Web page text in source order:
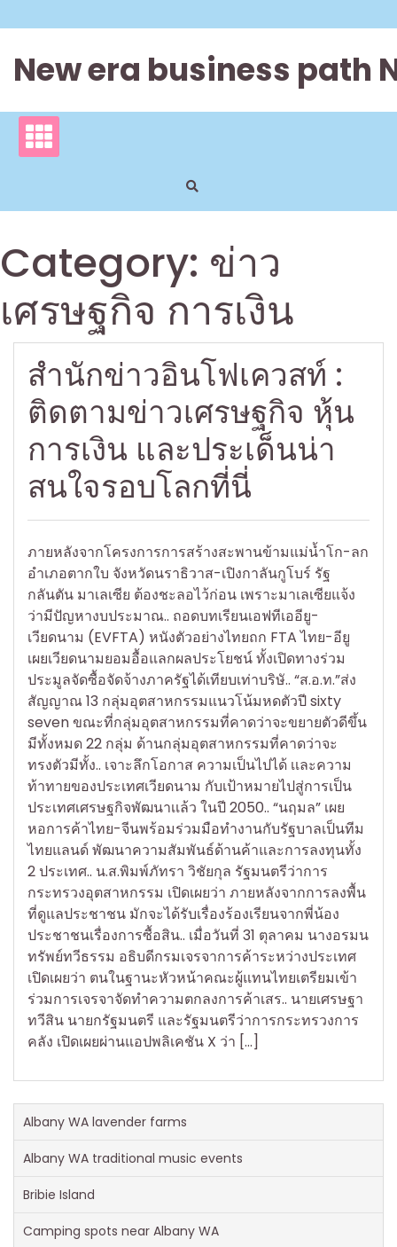
to
New era business path
Category: ข่าว
เศรษฐกิจ การเงิน
สำนักข่าวอินโฟเควสท์ :
ติดตามข่าวเศรษฐกิจ หุ้น
การเงิน และประเด็นน่า
สนใจรอบโลกที่นี่
ภายหลังจากโครงการการสร้างสะพานข้ามแม่น้ำโก-ลก
อำเภอตากใบ จังหวัดนราธิวาส-เปิงกาลันกูโบร์ รัฐ
กลันตัน มาเลเซีย ต้องชะลอไว้ก่อน เพราะมาเลเซียแจ้ง
ว่ามีปัญหางบประมาณ.. ถอดบทเรียนเอฟทีเออียู-
เวียดนาม (EVFTA) หนังตัวอย่างไทยถก FTA ไทย-อียู
เผยเวียดนามยอมอื้อแลกผลประโยชน์ ทั้งเปิดทางร่วม
ประมูลจัดซื้อจัดจ้างภาครัฐได้เทียบเท่าบริษั.. “ส.อ.ท.”ส่ง
สัญญาณ 13 กลุ่มอุตสาหกรรมแนวโน้มหดตัวปี sixty
seven ขณะที่กลุ่มอุตสาหกรรมที่คาดว่าจะขยายตัวดีขึ้น
มีทั้งหมด 22 กลุ่ม ด้านกลุ่มอุตสาหกรรมที่คาดว่าจะ
ทรงตัวมีทั้ง.. เจาะลึกโอกาส ความเป็นไปได้ เเละความ
ท้าทายของประเทศเวียดนาม กับเป้าหมายไปสู่การเป็น
ประเทศเศรษฐกิจพัฒนาเเล้ว ในปี 2050.. “นฤมล” เผย
หอการค้าไทย-จีนพร้อมร่วมมือทำงานกับรัฐบาลเป็นทีม
ไทยแลนด์ พัฒนาความสัมพันธ์ด้านค้าและการลงทุนทั้ง
2 ประเทศ.. น.ส.พิมพ์ภัทรา วิชัยกุล รัฐมนตรีว่าการ
กระทรวงอุตสาหกรรม เปิดเผยว่า ภายหลังจากการลงพื้น
ที่ดูแลประชาชน มักจะได้รับเรื่องร้องเรียนจากพี่น้อง
ประชาชนเรื่องการซื้อสิน.. เมื่อวันที่ 31 ตุลาคม นางอรมน
ทรัพย์ทวีธรรม อธิบดีกรมเจรจาการค้าระหว่างประเทศ
เปิดเผยว่า ตนในฐานะหัวหน้าคณะผู้แทนไทยเตรียมเข้า
ร่วมการเจรจาจัดทำความตกลงการค้าเสร.. นายเศรษฐา
ทวีสิน นายกรัฐมนตรี และรัฐมนตรีว่าการกระทรวงการ
คลัง เปิดเผยผ่านแอปพลิเคชัน X ว่า […]
Albany WA lavender farms
Albany WA traditional music events
Bribie Island
Camping spots near Albany WA